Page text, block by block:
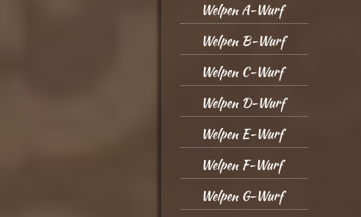
Welpen A-Wurf
Welpen B-Wurf
Welpen C-Wurf
Welpen D-Wurf
Welpen E-Wurf
Welpen F-Wurf
Welpen G-Wurf